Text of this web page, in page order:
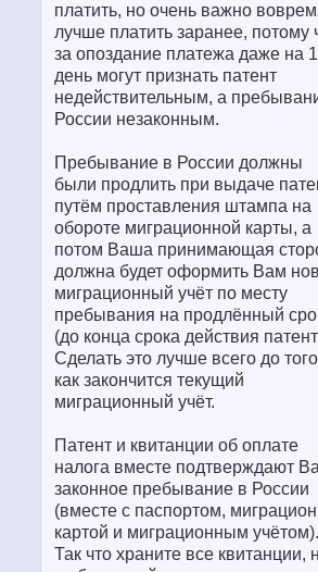
платить, но очень важно
лучше платить заранее, потому
за опоздание платежа даже на 1
день могут признать патент
недействительным, а
России незаконным.
Пребывание в России должны
были продлить при выдаче
путём проставления штампа на
обороте миграционной карты, а
потом Ваша принимающая
должна будет оформить Вам
миграционный учёт по месту
пребывания на продлённый
(до конца срока действия
Сделать это лучше всего до
как закончится текущий
миграционный учёт.
Патент и квитанции об оплате
налога вместе подтверждают
законное пребывание в России
(вместе с паспортом,
картой и миграционным учётом).
Так что храните все квитанции,